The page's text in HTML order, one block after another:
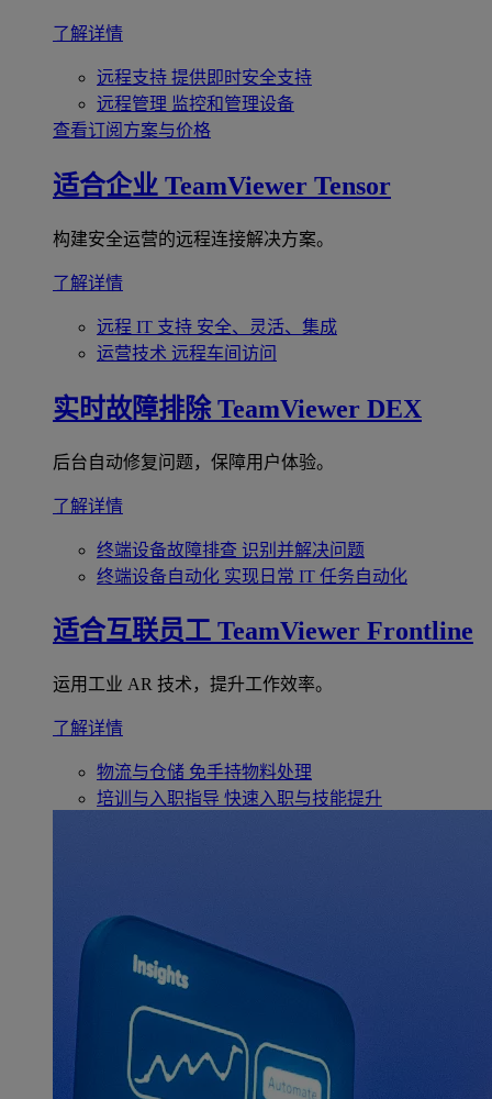
了解详情
远程支持 提供即时安全支持
远程管理 监控和管理设备
查看订阅方案与价格
适合企业 TeamViewer Tensor
构建安全运营的远程连接解决方案。
了解详情
远程 IT 支持 安全、灵活、集成
运营技术 远程车间访问
实时故障排除 TeamViewer DEX
后台自动修复问题，保障用户体验。
了解详情
终端设备故障排查 识别并解决问题
终端设备自动化 实现日常 IT 任务自动化
适合互联员工 TeamViewer Frontline
运用工业 AR 技术，提升工作效率。
了解详情
物流与仓储 免手持物料处理
培训与入职指导 快速入职与技能提升